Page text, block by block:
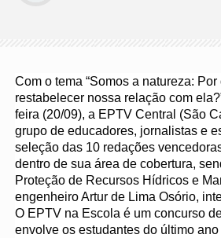
Com o tema “Somos a natureza:
restabelecer nossa relação com
feira (20/09), a EPTV Central (São
grupo de educadores, jornalistas e
seleção das 10 redações
dentro de sua área de cobertura,
Proteção de Recursos Hídricos e
engenheiro Artur de Lima Osório,
O EPTV na Escola é um concurso
envolve os estudantes do último